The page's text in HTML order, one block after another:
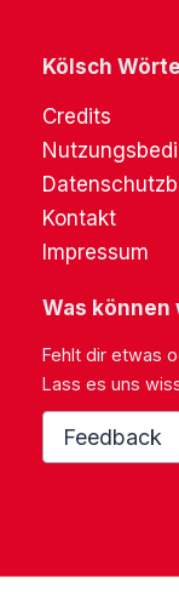
Kölsch
Credits
Kontakt
Impressum
Was können
Fehlt dir etwas
Lass es uns
Feedback